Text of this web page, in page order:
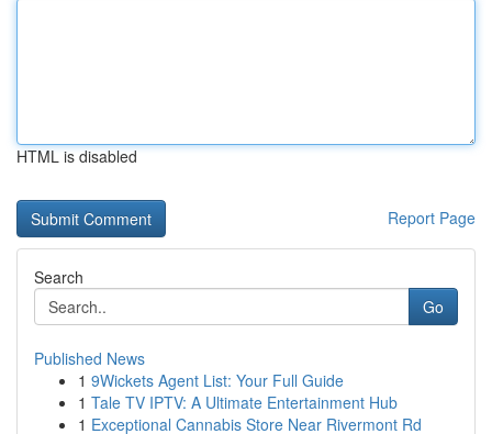
HTML is disabled
Report Page
Search
Go
Published News
1 9Wickets Agent List: Your Full Guide
1 Tale TV IPTV: A Ultimate Entertainment Hub
1 Exceptional Cannabis Store Near Rivermont Rd